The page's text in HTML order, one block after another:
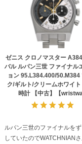
ゼニス クロノマスター
バル ルパン三世 ファイナル
ョン 95.L384.400/50.M384
ク/ギルト/クリームホワイ
時計 【中古】【
ルパン三世のファイナルを
していたのでWATCHNIAN